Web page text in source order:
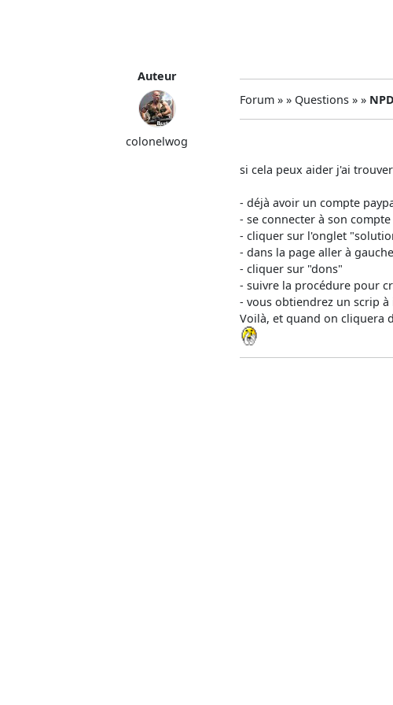
Auteur
colonelwog
Forum » » Questions » »
si cela peux aider j'ai
- déjà avoir un compte
- se connecter à son compte
- cliquer sur l'onglet
- dans la page aller à
- cliquer sur "dons"
- suivre la procédure pour
- vous obtiendrez un scrip
Voilà, et quand on cliquera